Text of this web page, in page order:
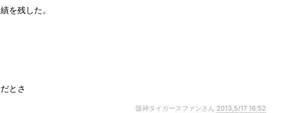
績を残した。
だとさ
阪神タイガースファンさん 2013,5/17 16:52